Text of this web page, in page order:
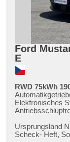
Rücksitzbank,
Ford
E
RWD 75kWh
Elektronisches
změny jízdního
Überwachung
Ursprungsland
Scheck​- Heft,​